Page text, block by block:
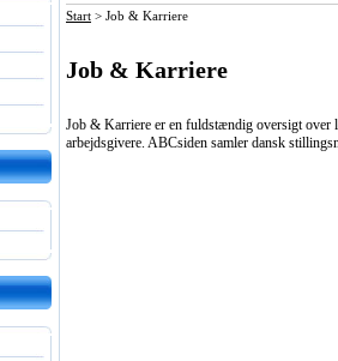
Start > Job & Karriere
Job & Karriere
Job & Karriere er en fuldstændig oversigt over
arbejdsgivere. ABCsiden samler dansk